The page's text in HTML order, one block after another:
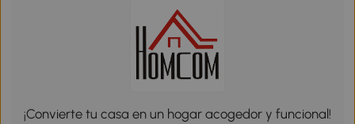
¡Convierte tu casa en un hogar acogedor y funcional!